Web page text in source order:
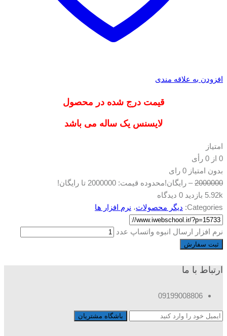
افزودن به علاقه مندی
قیمت درج شده در محصول
لایسنس یک ساله می باشد
امتیاز
0 از 0 رأی
بدون امتیاز 0 رای
2000000
– رایگان!محدوده قیمت: 2000000 تا رایگان!
5.92k بازدید
Categories: دیگر محصولات، نرم افزار ها
نرم افزار ارسال انبوه واتساپ عدد
ثبت سفارش
ارتباط با ما
09199008806